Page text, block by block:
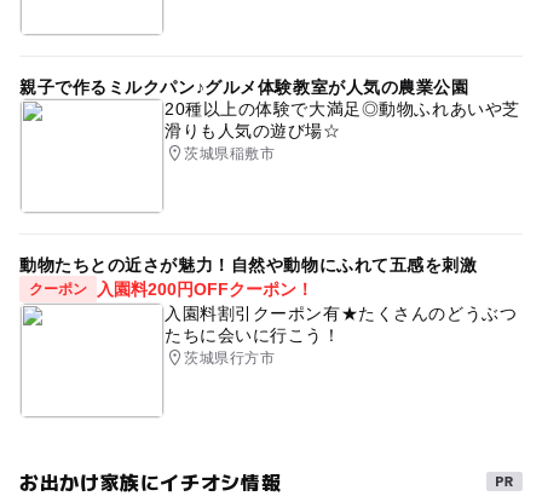
親子で作るミルクパン♪グルメ体験教室が人気の農業公園
20種以上の体験で大満足◎動物ふれあいや芝
滑りも人気の遊び場☆
茨城県稲敷市
動物たちとの近さが魅力！自然や動物にふれて五感を刺激
クーポン
入園料200円OFFクーポン！
入園料割引クーポン有★たくさんのどうぶつ
たちに会いに行こう！
茨城県行方市
お出かけ家族にイチオシ情報